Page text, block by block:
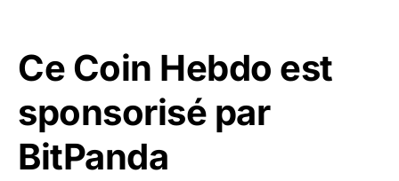
Ce Coin Hebdo est
sponsorisé par
BitPanda